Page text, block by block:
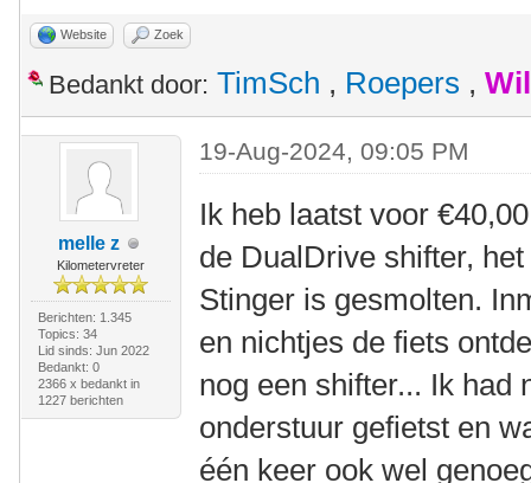
Website Zoek
Bedankt door: TimSch , Roepers ,
melle z
Kilometervreter
Berichten: 1.345
Topics: 34
Lid sinds: Jun 2022
Bedankt: 0
2366 x bedankt in
1227 berichten
19-Aug-2024, 09:05 PM
Ik heb laatst voor
de DualDrive shifter,
Stinger is gesmolten.
en nichtjes de fiets
nog een shifter... Ik had
onderstuur gefietst en
één keer ook wel